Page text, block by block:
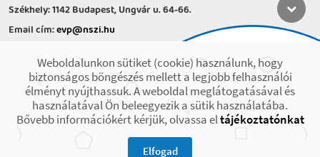
Székhely: 1142 Budapest, Ungvár u. 64-66.
Email cím:evp@nszi.hu
hétfő-csütörtök: 8:00-16:00
péntek: 8:00-14.00
2021 © Minden jog fenntartva! Készült az EFOP-1.9.3-VEKOP-17 projekt
keretében.
Weboldalunkon sütiket (cookie) használunk, hogy
biztonságos böngészés mellett a legjobb felhasználói
élményt nyújthassuk. A weboldal meglátogatásával és
használatával Ön beleegyezik a sütik használatába.
Bővebb információkért kérjük, olvassa eltájékoztatónkat
Elfogad